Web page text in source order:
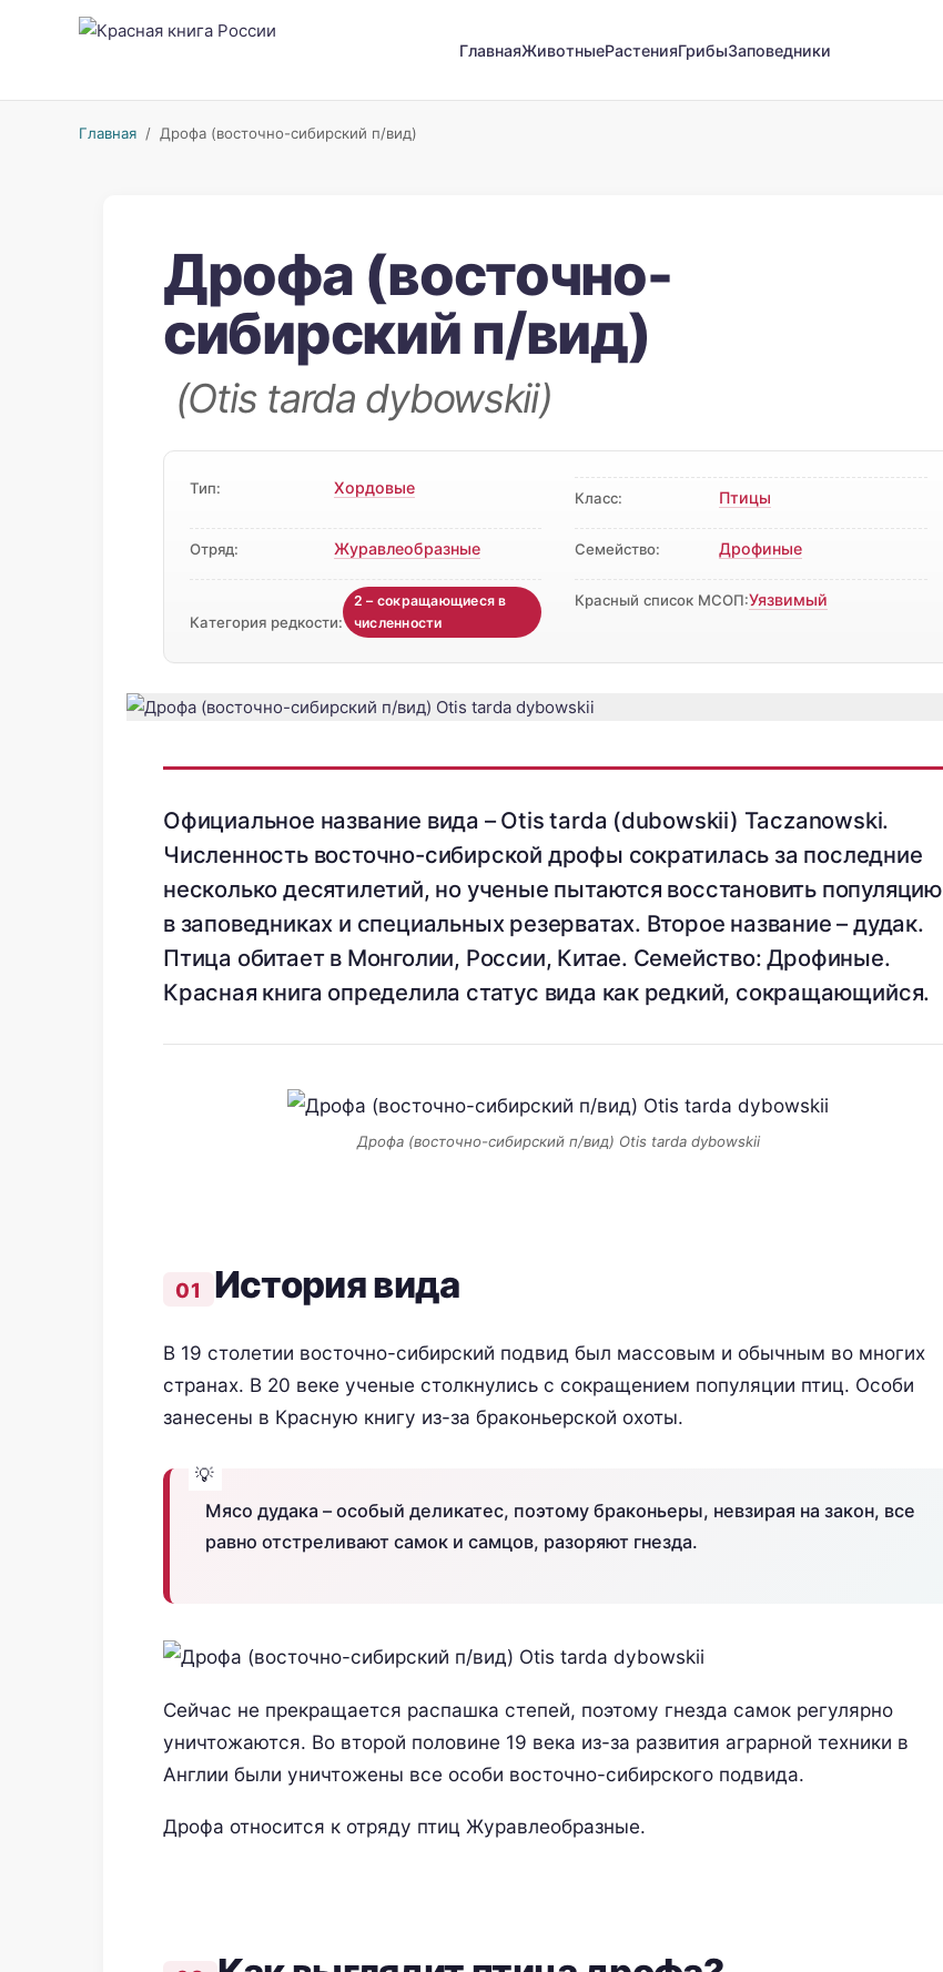
ГлавнаяЖивотныеРастенияГрибыЗаповедники
Главная/ Дрофа (восточно-сибирский п/вид)
Дрофа (восточно-
сибирский п/вид)
(Otis tarda dybowskii)
Тип: Хордовые
Класс: Птицы
Отряд: Журавлеобразные Семейство: Дрофиные
Категория редкости:
2 – сокращающиеся в
численности
Красный список МСОП:Уязвимый
Официальное название вида – Otis tarda (dubowskii) Taczanowski.
Численность восточно-сибирской дрофы сократилась за последние
несколько десятилетий, но ученые пытаются восстановить популяцию
в заповедниках и специальных резерватах. Второе название – дудак.
Птица обитает в Монголии, России, Китае. Семейство: Дрофиные.
Красная книга определила статус вида как редкий, сокращающийся.
Дрофа (восточно-сибирский п/вид) Otis tarda dybowskii
История вида
В 19 столетии восточно-сибирский подвид был массовым и обычным во многих
странах. В 20 веке ученые столкнулись с сокращением популяции птиц. Особи
занесены в Красную книгу из-за браконьерской охоты.
Мясо дудака – особый деликатес, поэтому браконьеры, невзирая на закон, все
равно отстреливают самок и самцов, разоряют гнезда.
Сейчас не прекращается распашка степей, поэтому гнезда самок регулярно
уничтожаются. Во второй половине 19 века из-за развития аграрной техники в
Англии были уничтожены все особи восточно-сибирского подвида.
Дрофа относится к отряду птиц Журавлеобразные.